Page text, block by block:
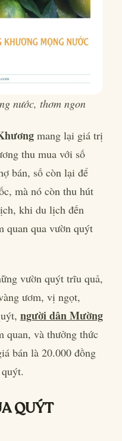
nước, thơm ngon
mang lại giá trị
thu mua với số
bán, số còn lại để
mà nó còn thu hút
khi du lịch đến
quan qua vườn quýt
vườn quýt trĩu quả,
ươm, vị ngọt,
người dân Mường
quan, và thưởng thức
bán là 20.000 đồng
QUÝT